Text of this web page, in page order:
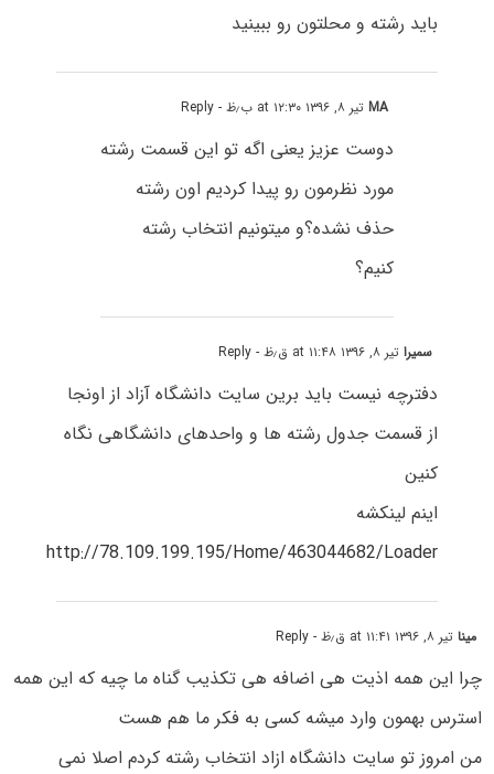
باید رشته و محلتون رو ببینید
MAتیر ۸, ۱۳۹۶ at ۱۲:۳۰ ب٫ظ - Reply
دوست عزیز یعنی اگه تو این قسمت رشته
مورد نظرمون رو پیدا کردیم اون رشته
حذف نشده؟و میتونیم انتخاب رشته
کنیم؟
سمیراتیر ۸, ۱۳۹۶ at ۱۱:۴۸ ق٫ظ - Reply
دفترچه نیست باید برین سایت دانشگاه آزاد از اونجا
از قسمت جدول رشته ها و واحدهای دانشگاهی نگاه
کنین
اینم لینکشه
http://78.109.199.195/Home/463044682/Loader
میناتیر ۸, ۱۳۹۶ at ۱۱:۴۱ ق٫ظ - Reply
چرا این همه اذیت هی اضافه هی تکذیب گناه ما چیه که این همه
استرس بهمون وارد میشه کسی به فکر ما هم هست
من امروز تو سایت دانشگاه ازاد انتخاب رشته کردم اصلا نمی